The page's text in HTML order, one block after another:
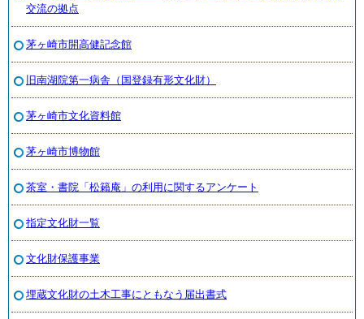
交流の拠点
茅ヶ崎市開高健記念館
旧南湖院第一病舎（国登録有形文化財）
茅ヶ崎市文化資料館
茅ヶ崎市博物館
茶室・書院「松籟庵」の利用に関するアンケート
指定文化財一覧
文化財保護事業
埋蔵文化財の土木工事にともなう届出書式